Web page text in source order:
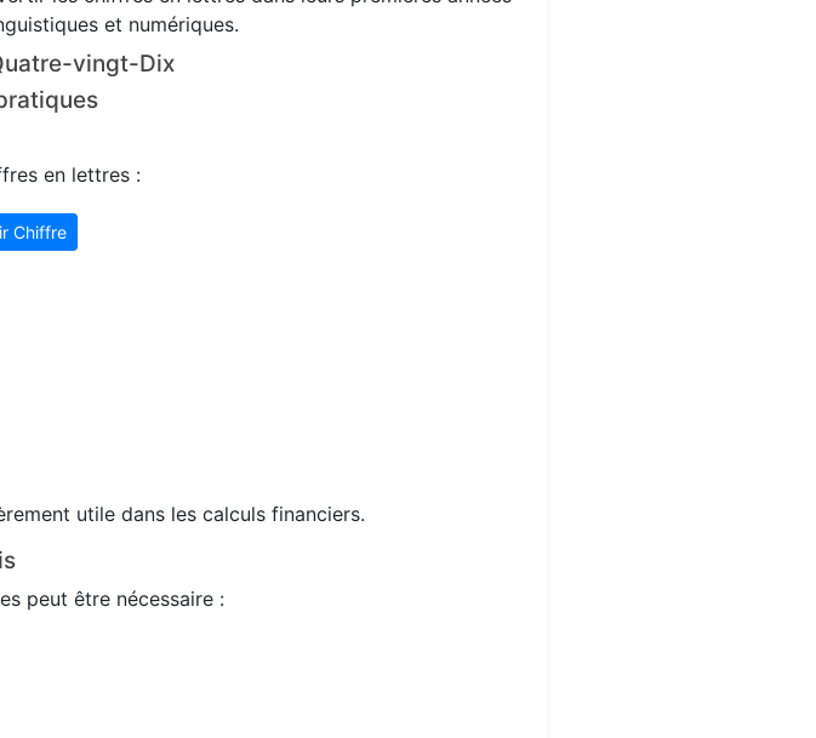
et numériques.
vingt-Dix
en lettres :
Chiffre
utile dans les calculs financiers.
peut être nécessaire :